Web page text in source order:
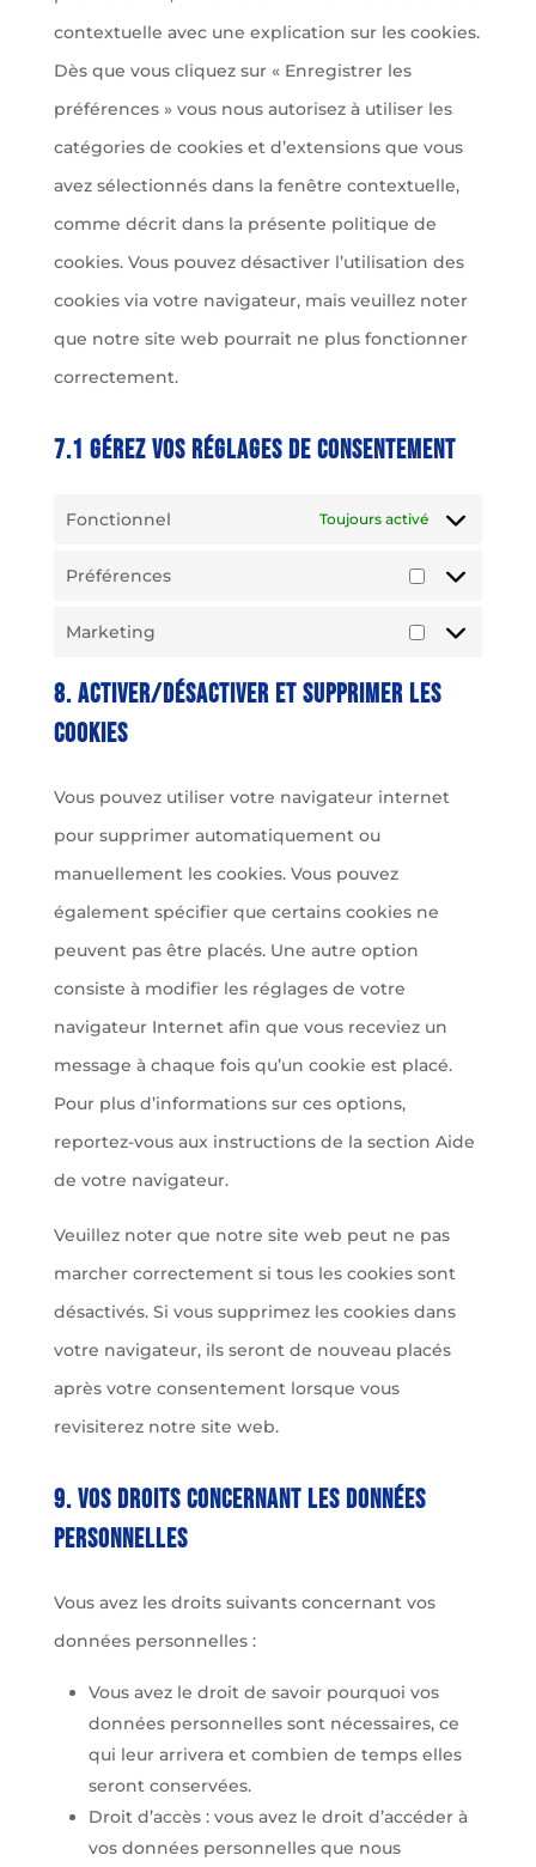
contextuelle avec une explication sur les cookies.
Dès que vous cliquez sur « Enregistrer les
préférences » vous nous autorisez à utiliser les
catégories de cookies et d’extensions que vous
avez sélectionnés dans la fenêtre contextuelle,
comme décrit dans la présente politique de
cookies. Vous pouvez désactiver l’utilisation des
cookies via votre navigateur, mais veuillez noter
que notre site web pourrait ne plus fonctionner
correctement.
7.1 Gérez vos réglages de consentement
Fonctionnel Toujours activé
Préférences
Marketing
8. Activer/désactiver et supprimer les
cookies
Vous pouvez utiliser votre navigateur internet
pour supprimer automatiquement ou
manuellement les cookies. Vous pouvez
également spécifier que certains cookies ne
peuvent pas être placés. Une autre option
consiste à modifier les réglages de votre
navigateur Internet afin que vous receviez un
message à chaque fois qu’un cookie est placé.
Pour plus d’informations sur ces options,
reportez-vous aux instructions de la section Aide
de votre navigateur.
Veuillez noter que notre site web peut ne pas
marcher correctement si tous les cookies sont
désactivés. Si vous supprimez les cookies dans
votre navigateur, ils seront de nouveau placés
après votre consentement lorsque vous
revisiterez notre site web.
9. Vos droits concernant les données
personnelles
Vous avez les droits suivants concernant vos
données personnelles :
Vous avez le droit de savoir pourquoi vos
données personnelles sont nécessaires, ce
qui leur arrivera et combien de temps elles
seront conservées.
Droit d’accès : vous avez le droit d’accéder à
vos données personnelles que nous